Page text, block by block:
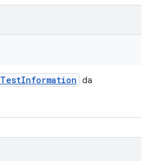
TestInformation da